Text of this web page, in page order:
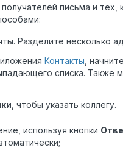
письма и тех,
Разделите несколько
Контакты ,
списка. Также
, чтобы указать коллегу.
используя кнопки